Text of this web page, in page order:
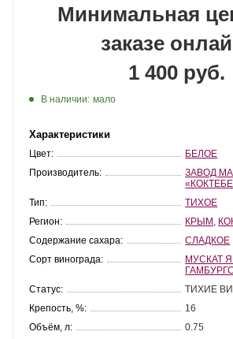
Минимальная
заказе
1 400 руб.
В наличии: мало
Характеристики
Цвет:
БЕЛОЕ
Производитель:
ЗАВОД
Тип:
ТИХОЕ
Регион:
КРЫМ
Содержание сахара:
СЛАДКОЕ
Сорт винограда:
МУСКАТ
Статус:
ТИХИЕ
Крепость, %:
16
Объём, л:
0.75